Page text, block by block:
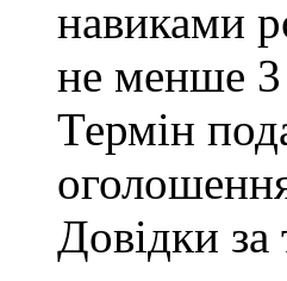
навиками
не менше 3
Термін
Довідки